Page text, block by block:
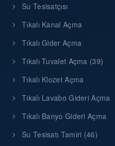
Su Tesisatçısı
Tıkalı Kanal Açma
Tıkalı Gider Açma
Tıkalı Tuvalet Açma (39)
Tıkalı Klozet Açma
Tıkalı Lavabo Gideri Açma
Tıkalı Banyo Gideri Açma
Su Tesisatı Tamiri (46)